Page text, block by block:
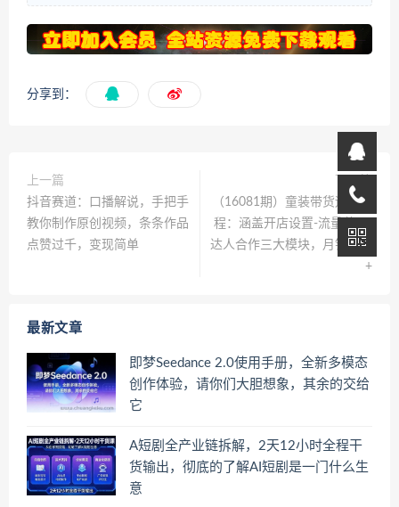
分享到：
上一篇
抖音赛道：口播解说，手把手
教你制作原创视频，条条作品
点赞过千，变现简单
（16081期）童装带货运营课
程：涵盖开店设置-流量获取-
达人合作三大模块，月销百万
+
最新文章
即梦Seedance 2.0使用手册，全新多模态
创作体验，请你们大胆想象，其余的交给
它
A短剧全产业链拆解，2天12小时全程干
货输出，彻底的了解AI短剧是一门什么生
意